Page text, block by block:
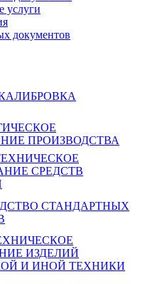
услуги
документов
ПРОИЗВОДСТВА
СРЕДСТВ
СТАНДАРТНЫХ
ИЗДЕЛИЙ
И ИНОЙ ТЕХНИКИ